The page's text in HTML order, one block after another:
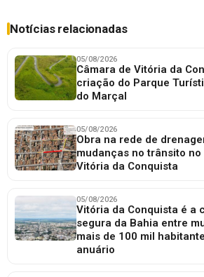
Notícias relacionadas
05/08/2026
Câmara de Vitória da
criação do Parque
do Marçal
05/08/2026
Obra na rede de
mudanças no trânsito no
Vitória da Conquista
05/08/2026
Vitória da Conquista é a
segura da Bahia entre
mais de 100 mil
anuário